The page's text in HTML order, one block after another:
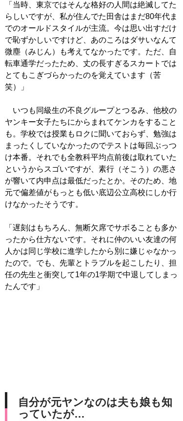
「当時、東京ではそんな格好の人間は絶滅してた
らしいですが、私が住んでた田舎はまだ80年代ま
でのオールドスタイルが主流。今は思い出すだけ
で恥ずかしいですけど、あのころはダサいなんて
微塵（みじん）も考えてなかったです。ただ、自
転車通学だったため、丈の長すぎるスカートでは
とてもこぎづらかったのを覚えています（苦
笑）」
いつも同級生の不良グループとつるみ、他校の
ヤンキー女子たちにからまれてケンカをすること
も。学校では授業もロクに聞いておらず、勉強は
まったくしていなかったのでテストは毎回ぶっつ
け本番。それでも全教科平均点前後は取れていた
というからスゴいですが、素行（そこう）の悪さ
が響いて内申点は最低だったとか。そのため、地
元で偏差値がもっとも低い底辺公立高校にしか行
けなかったそうです。
「遅刻はもちろん、無断欠席でサボることも多か
ったから仕方ないです。それに仲のいい友達の何
人かは同じ学校に進学したから別に嫌じゃなかっ
たので。でも、先輩とトラブルを起こしたり、担
任の先生と衝突して1年の1学期で中退してしまっ
たんです」
自分が元ヤンなのは夫も娘も知
っていたが…